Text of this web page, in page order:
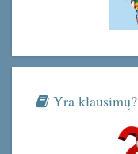
Yra klausimų?